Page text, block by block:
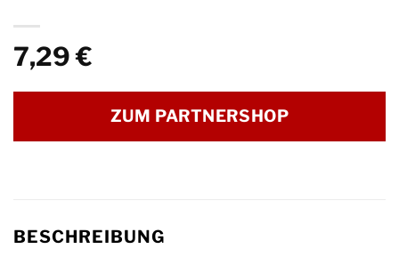
7,29€
ZUM PARTNERSHOP
BESCHREIBUNG